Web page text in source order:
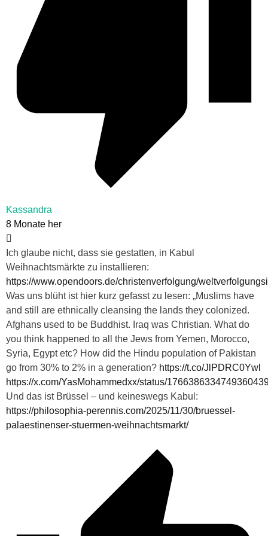
Kassandra
8 Monate her
Ich glaube nicht, dass sie gestatten, in Kabul
Weihnachtsmärkte zu installieren:
https://www.opendoors.de/christenverfolgung/
Was uns blüht ist hier kurz gefasst zu lesen: „Muslims have
and still are ethnically cleansing the lands they colonized.
Afghans used to be Buddhist. Iraq was Christian. What do
you think happened to all the Jews from Yemen, Morocco,
Syria, Egypt etc? How did the Hindu population of Pakistan
go from 30% to 2% in a generation? https://t.co/JlPDRC0Ywl
https://x.com/YasMohammedxx/status/
Und das ist Brüssel – und keineswegs Kabul:
https://philosophia-perennis.com/2025/11/30/bruessel-
palaestinenser-stuermen-weihnachtsmarkt/